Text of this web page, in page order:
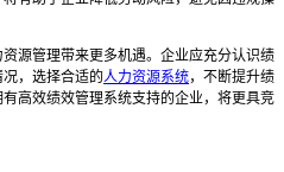
源管理带来更多机遇。企业应充分认识绩
，选择合适的人力资源系统，不断提升绩
高效绩效管理系统支持的企业，将更具竞